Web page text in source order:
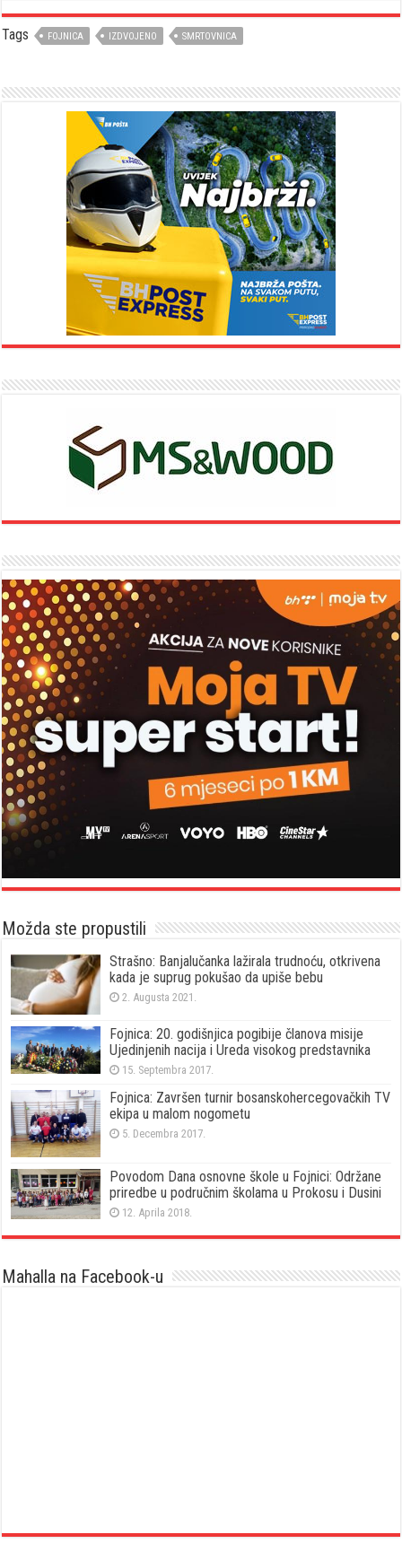
Tags FOJNICA IZDVOJENO SMRTOVNICA
Možda ste propustili
Strašno: Banjalučanka lažirala trudnoću, otkrivena
kada je suprug pokušao da upiše bebu
2. Augusta 2021.
Fojnica: 20. godišnjica pogibije članova misije
Ujedinjenih nacija i Ureda visokog predstavnika
15. Septembra 2017.
Fojnica: Završen turnir bosanskohercegovačkih TV
ekipa u malom nogometu
5. Decembra 2017.
Povodom Dana osnovne škole u Fojnici: Održane
priredbe u područnim školama u Prokosu i Dusini
12. Aprila 2018.
Mahalla na Facebook-u